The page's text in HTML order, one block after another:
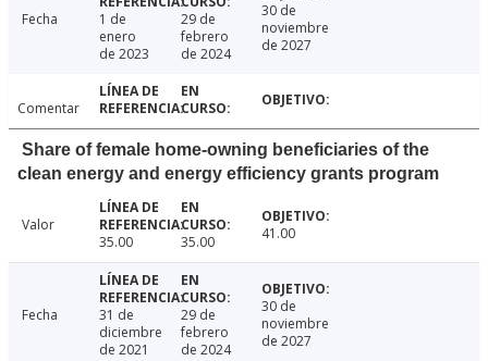
Fecha
1 de
enero
de 2023
29 de
febrero
de 2024
30 de
noviembre
de 2027
Comentar
Share of female home-owning beneficiaries of the
clean energy and energy efficiency grants program
Valor
35.00
35.00 41.00
Fecha
31 de
diciembre
de 2021
29 de
febrero
de 2024
30 de
noviembre
de 2027